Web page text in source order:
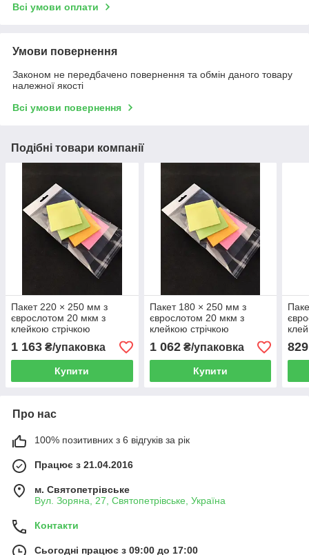
Всі умови оплати
Умови повернення
Законом не передбачено повернення та обмін даного товару
належної якості
Всі умови повернення
Подібні товари компанії
Пакет 220 × 250 мм з
єврослотом 20 мкм з
клейкою стрічкою
поліпропіленовий БОПП
1000 шт
1 163 ₴/упаковка
Купити
Пакет 180 × 250 мм з
єврослотом 20 мкм з
клейкою стрічкою
поліпропіленовий БОПП
1000 шт
1 062₴/упаковка
Купити
829
Про нас
100% позитивних з 6 відгуків за рік
Працює з 21.04.2016
м. Святопетрівське
Вул. Зоряна, 27, Святопетрівське, Україна
Контакти
Сьогодні працює з 09:00 до 17:00